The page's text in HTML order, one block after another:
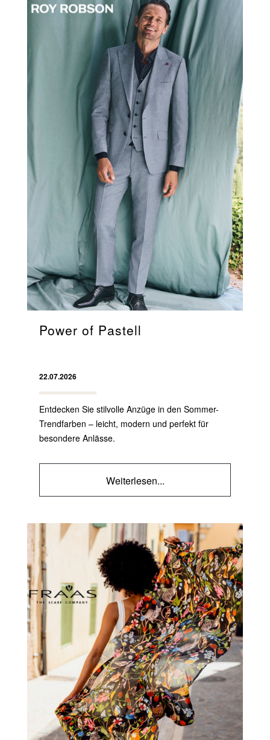
Power of Pastell
22.07.2026
Entdecken Sie stilvolle Anzüge in den Sommer-
Trendfarben – leicht, modern und perfekt für
besondere Anlässe.
Weiterlesen...